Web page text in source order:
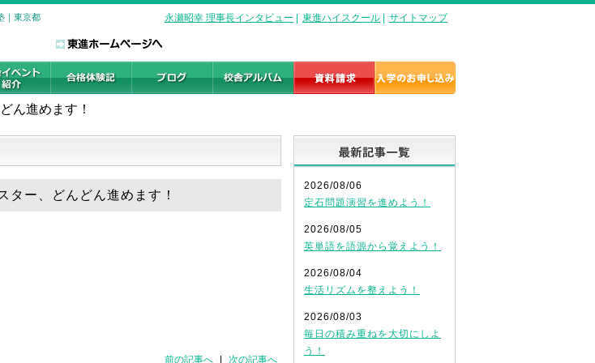
｜東京都 永瀬昭幸 理事長インタビュー 東進ハイスクール サイトマップ
ん進めます！
ー、どんどん進めます！
前の記事へ 次の記事へ
2026/08/06
定石問題演習を進めよう！
2026/08/05
英単語を語源から覚えよう！
2026/08/04
生活リズムを整えよう！
2026/08/03
毎日の積み重ねを大切にしよ
う！